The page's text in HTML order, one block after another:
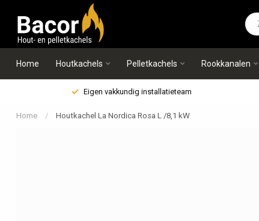
Home Houtkachels Pelletkachels Rookkanalen
Eigen vakkundig installatieteam
Home / Houtkachel La Nordica Rosa L /8,1 kW